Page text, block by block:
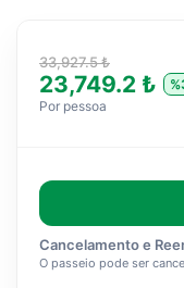
33,927.5 ₺
23,749.2 ₺
Por pessoa
Cancelamento e
O passeio pode ser